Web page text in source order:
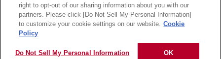
サイトマップ RSSの配信について
プライバシーポリシー
ウェブアクセシビリティ
ご利用規約 リンク
Copyright © MORINAGA & CO., LTD. All rights reserved.
right to opt-out of our sharing information about you with our
partners. Please click [Do Not Sell My Personal Information]
to customize your cookie settings on our website. Cookie
Policy
Do Not Sell My Personal Information OK